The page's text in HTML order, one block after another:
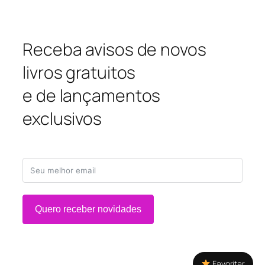
Receba avisos de novos
livros gratuitos
e de lançamentos
exclusivos
Quero receber novidades